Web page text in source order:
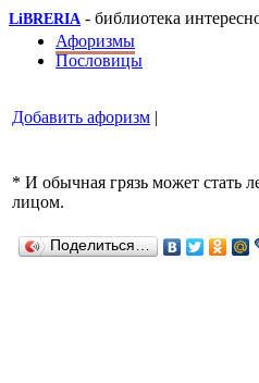
LiBRERIA - библиотека
Афоризмы
Пословицы
Добавить афоризм |
* И обычная грязь может стать
лицом.
Поделиться…